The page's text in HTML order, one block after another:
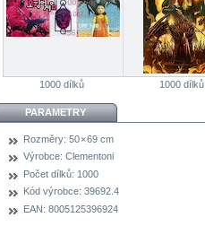
1000 dílků 1000 dílků
PARAMETRY
Rozměry: 50 × 69 cm
Výrobce: Clementoni
Počet dílků: 1000
Kód výrobce: 39692.4
EAN: 8005125396924